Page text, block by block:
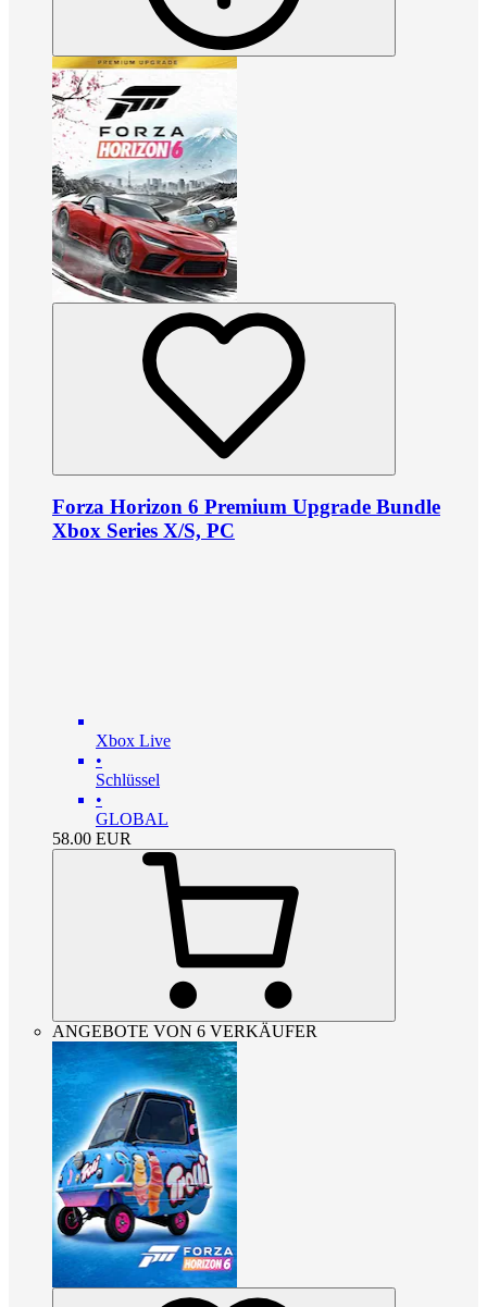
Forza Horizon 6 Premium Upgrade Bundle
Xbox Series X/S, PC
Xbox Live
•
Schlüssel
•
GLOBAL
58.00 EUR
ANGEBOTE VON 6 VERKÄUFER